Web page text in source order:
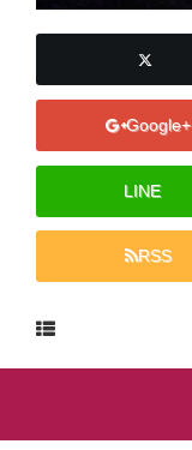
Google+
LINE
RSS